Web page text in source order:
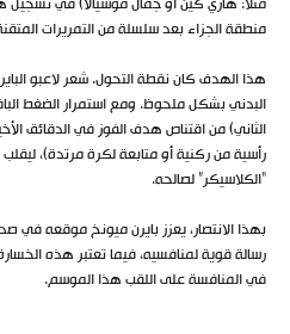
منطقة الجزاء بعد سلسلة من التمريرات
هذا الهدف كان نقطة التحول. شعر لاعبو
البدني بشكل ملحوظ. ومع استمرار الضغط
الثاني) من اقتناص هدف الفوز في الدقائق
رأسية من ركنية أو متابعة لكرة مرتدة)،
“الكلاسيكر” لصالحه.
بهذا الانتصار، يعزز بايرن ميونخ موقعه في
رسالة قوية لمنافسيه، فيما تعتبر هذه
في المنافسة على اللقب هذا الموسم.